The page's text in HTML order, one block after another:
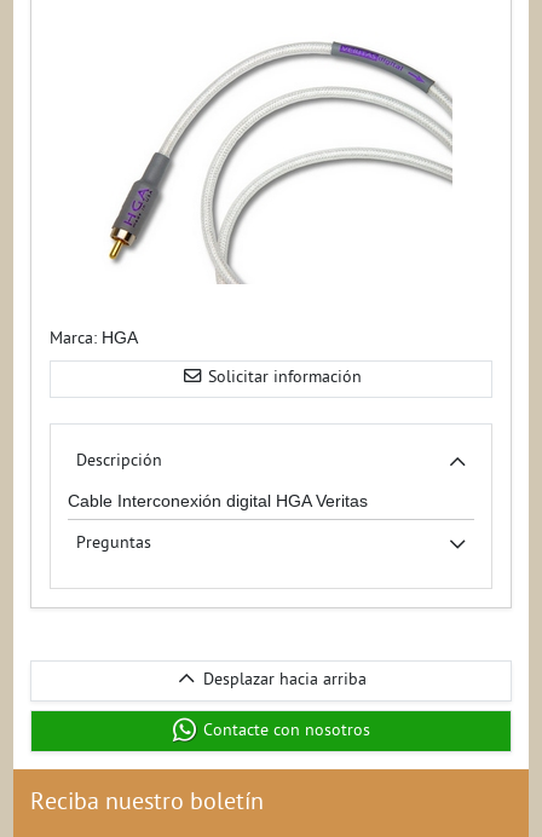
Marca: HGA
Solicitar información
Descripción
Cable Interconexión digital HGA Veritas
Preguntas
Desplazar
hacia
arriba
Desplazar hacia arriba
Contacte con nosotros
Reciba nuestro boletín